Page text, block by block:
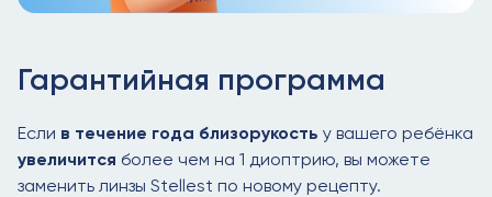
Почему линзыStellest?рекомендуются
Гарантийная программа
Если в течение года близорукость у вашего ребёнка
увеличится более чем на 1 диоптрию, вы можете
заменить линзы Stellest по новому рецепту.